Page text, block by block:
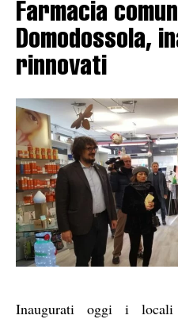
Farmacia
Domodossola,
rinnovati
Inaugurati oggi i locali